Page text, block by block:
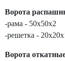
Ворота
-рама - 50х50х2
-решетка -
Ворота